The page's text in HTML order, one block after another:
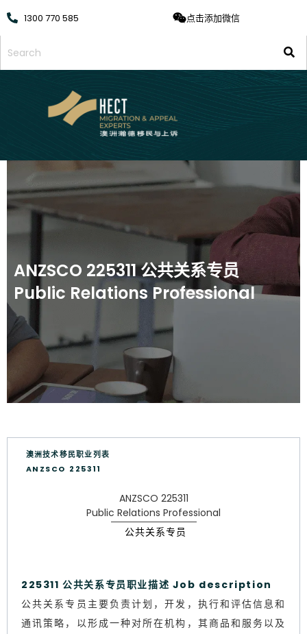
1300 770 585 点击添加微信
ANZSCO 225311 公共关系专员
Public Relations Professional
澳洲技术移民职业列表
ANZSCO 225311
ANZSCO 225311
Public Relations Professional
公共关系专员
225311 公共关系专员职业描述 Job description
公共关系专员主要负责计划，开发，执行和评估信息和
通讯策略，以形成一种对所在机构，其商品和服务以及